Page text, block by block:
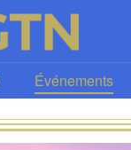
Événements